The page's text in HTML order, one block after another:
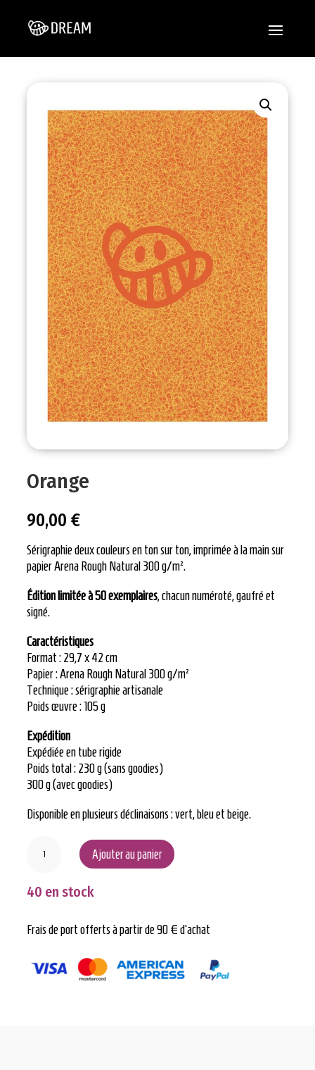
Orange
90,00€
Sérigraphie deux couleurs en ton sur ton, imprimée à la main sur
papier Arena Rough Natural 300 g/m².
Édition limitée à 50 exemplaires, chacun numéroté, gaufré et
signé.
Caractéristiques
Format : 29,7 x 42 cm
Papier : Arena Rough Natural 300 g/m²
Technique : sérigraphie artisanale
Poids œuvre : 105 g
Expédition
Expédiée en tube rigide
Poids total : 230 g (sans goodies)
300 g (avec goodies)
Disponible en plusieurs déclinaisons : vert, bleu et beige.
Ajouter au panier
40 en stock
Frais de port offerts à partir de 90 € d’achat